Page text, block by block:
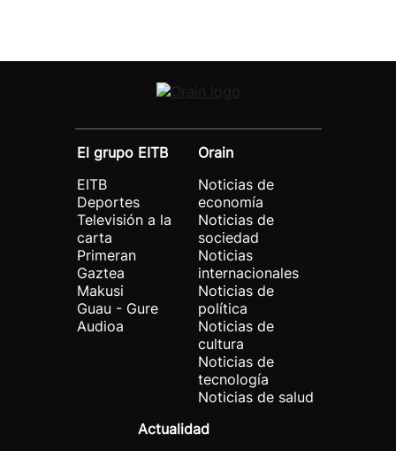
El grupo EITB
EITB
Deportes
Televisión a la
carta
Primeran
Gaztea
Makusi
Guau - Gure
Audioa
Orain
Noticias de
economía
Noticias de
sociedad
Noticias
internacionales
Noticias de
política
Noticias de
cultura
Noticias de
tecnología
Noticias de salud
Actualidad